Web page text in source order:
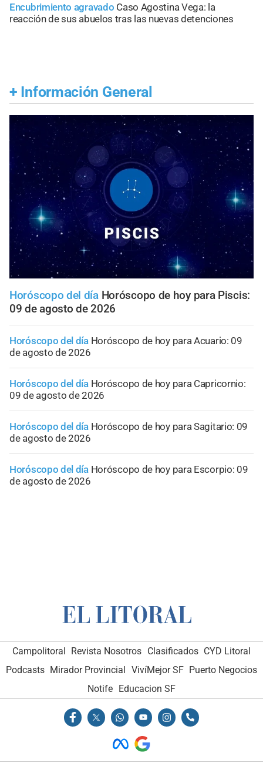
Encubrimiento agravado Caso Agostina Vega: la
reacción de sus abuelos tras las nuevas detenciones
+ Información General
Horóscopo del día Horóscopo de hoy para Piscis:
09 de agosto de 2026
Horóscopo del día Horóscopo de hoy para Acuario: 09
de agosto de 2026
Horóscopo del día Horóscopo de hoy para Capricornio:
09 de agosto de 2026
Horóscopo del día Horóscopo de hoy para Sagitario: 09
de agosto de 2026
Horóscopo del día Horóscopo de hoy para Escorpio: 09
de agosto de 2026
Campolitoral Revista Nosotros Clasificados CYD Litoral
Podcasts Mirador Provincial VivíMejor SF Puerto Negocios
Notife
Educacion SF